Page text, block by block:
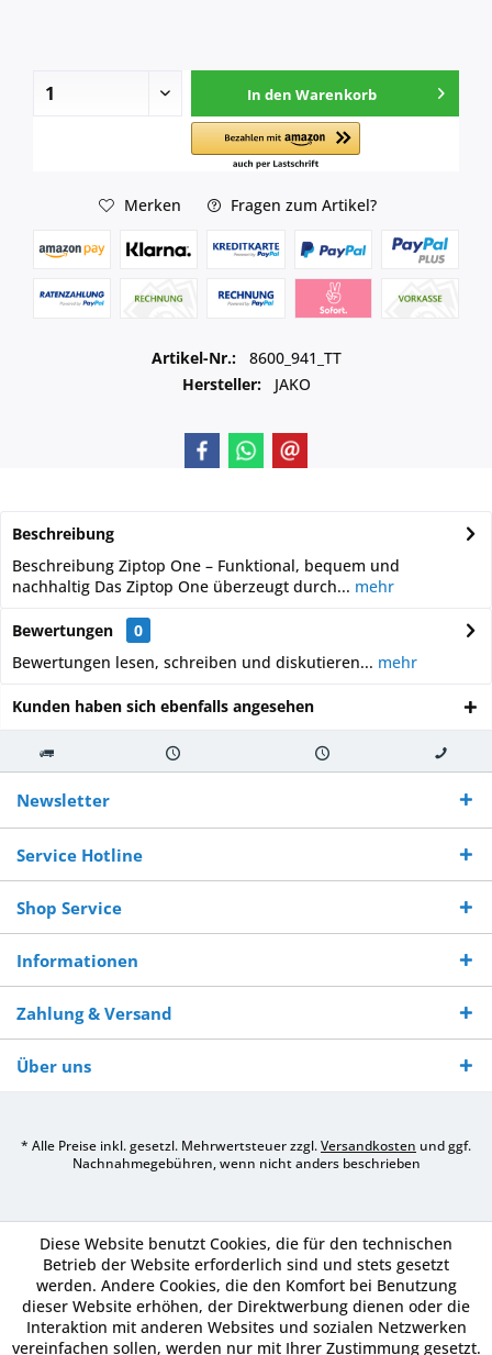
In den Warenkorb
Merken Fragen zum Artikel?
Artikel-Nr.:
8600_941_TT
Hersteller:
JAKO
Beschreibung
Beschreibung Ziptop One – Funktional, bequem und
nachhaltig Das Ziptop One überzeugt durch... mehr
Bewertungen
0
Bewertungen lesen, schreiben und diskutieren... mehr
Kunden haben sich ebenfalls angesehen
Kostenloser
Versand ab €
250,-
Versand innerhalb von Versand von So erreichen
Sie uns 0160
970 511 90
Newsletter
Service Hotline
Shop Service
Informationen
Zahlung & Versand
Über uns
* Alle Preise inkl. gesetzl. Mehrwertsteuer zzgl.Versandkosten und ggf.
Nachnahmegebühren, wenn nicht anders beschrieben
Diese Website benutzt Cookies, die für den technischen
Betrieb der Website erforderlich sind und stets gesetzt
werden. Andere Cookies, die den Komfort bei Benutzung
dieser Website erhöhen, der Direktwerbung dienen oder die
Interaktion mit anderen Websites und sozialen Netzwerken
vereinfachen sollen, werden nur mit Ihrer Zustimmung gesetzt.